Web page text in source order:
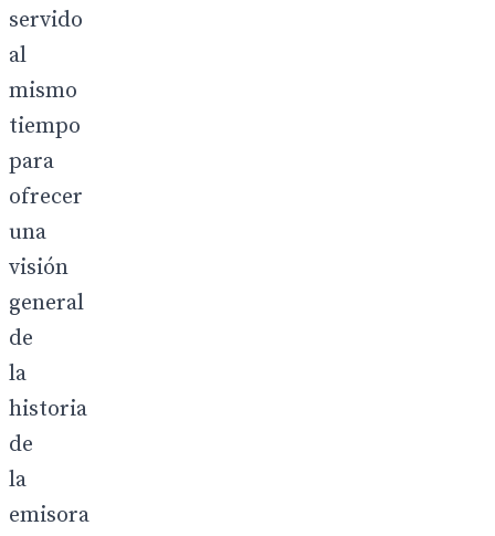
servido
al
mismo
tiempo
para
ofrecer
una
visión
general
de
la
historia
de
la
emisora